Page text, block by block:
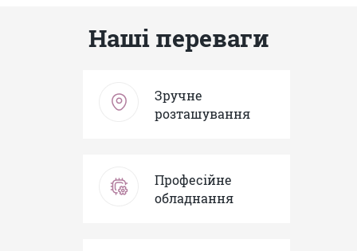
Наші переваги
Зручне
розташування
Професійне
обладнання